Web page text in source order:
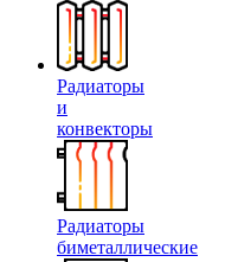
Радиаторы
и
конвекторы
Радиаторы
биметаллические